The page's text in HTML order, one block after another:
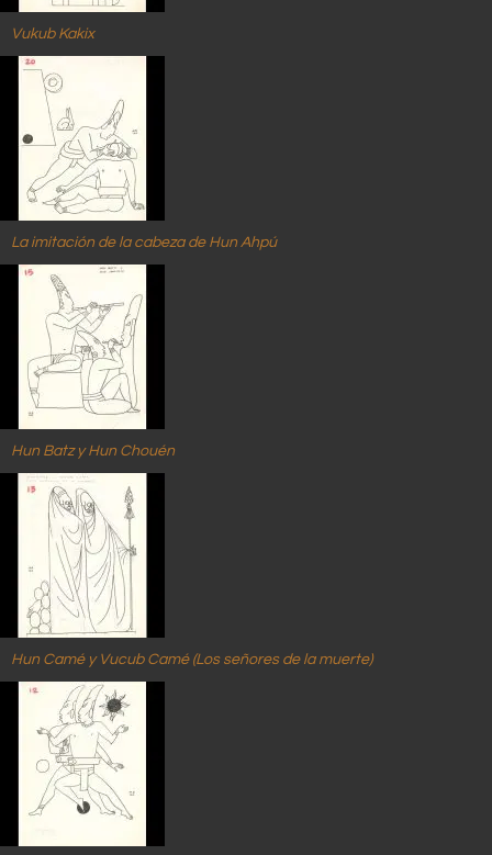
Vukub Kakix
La imitación de la cabeza de Hun Ahpú
Hun Batz y Hun Chouén
Hun Camé y Vucub Camé (Los señores de la muerte)